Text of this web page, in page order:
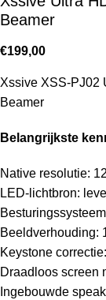
Beamer
€199,00
Xssive XSS-PJ02
Beamer
Belangrijkste
Native resolutie:
LED-lichtbron:
Beeldverhouding:
Keystone
Draadloos screen
Ingebouwde